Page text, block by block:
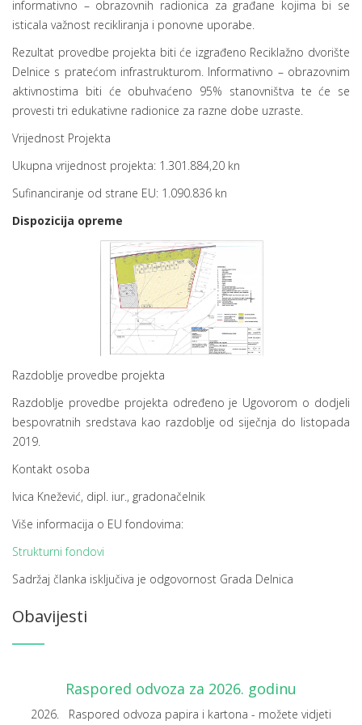
informativno – obrazovnih radionica za građane kojima bi se
isticala važnost recikliranja i ponovne uporabe.
Rezultat provedbe projekta biti će izgrađeno Reciklažno dvorište
Delnice s pratećom infrastrukturom. Informativno – obrazovnim
aktivnostima biti će obuhvaćeno 95% stanovništva te će se
provesti tri edukativne radionice za razne dobe uzraste.
Vrijednost Projekta
Ukupna vrijednost projekta: 1.301.884,20 kn
Sufinanciranje od strane EU: 1.090.836 kn
Dispozicija opreme
Razdoblje provedbe projekta
Razdoblje provedbe projekta određeno je Ugovorom o dodjeli
bespovratnih sredstava kao razdoblje od siječnja do listopada
2019.
Kontakt osoba
Ivica Knežević, dipl. iur., gradonačelnik
Više informacija o EU fondovima:
Strukturni fondovi
Sadržaj članka isključiva je odgovornost Grada Delnica
Obavijesti
Raspored odvoza za 2026. godinu
2026. Raspored odvoza papira i kartona - možete vidjeti